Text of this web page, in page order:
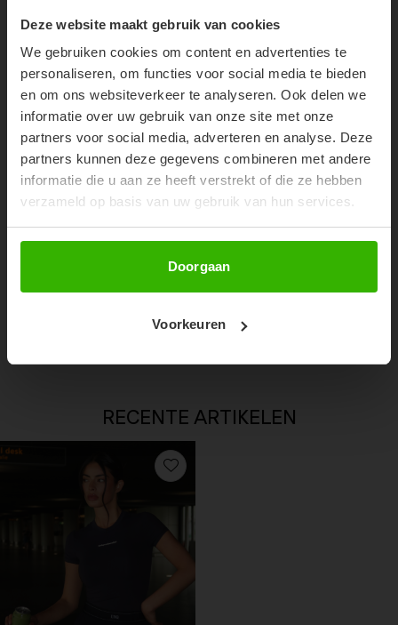
Deze website maakt gebruik van cookies
We gebruiken cookies om content en advertenties te
personaliseren, om functies voor social media te bieden
en om ons websiteverkeer te analyseren. Ook delen we
informatie over uw gebruik van onze site met onze
partners voor social media, adverteren en analyse. Deze
partners kunnen deze gegevens combineren met andere
informatie die u aan ze heeft verstrekt of die ze hebben
verzameld op basis van uw gebruik van hun services.
Doorgaan
Voorkeuren
10% OFF YOUR FIRST
ORDER!
Don't miss out on our trendy new drops or exclusive
GIGI SHORT - DEEP DARK NAVY
RECENTE ARTIKELEN